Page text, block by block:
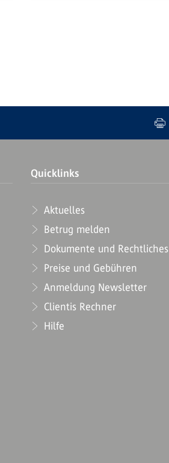
Quicklinks
Aktuelles
Betrug melden
Dokumente und Rechtliches
Preise und Gebühren
Anmeldung Newsletter
Clientis Rechner
Hilfe